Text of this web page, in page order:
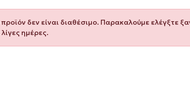
προϊόν δεν είναι διαθέσιμο. Παρακαλούμε ελέγξτε
ημέρες.